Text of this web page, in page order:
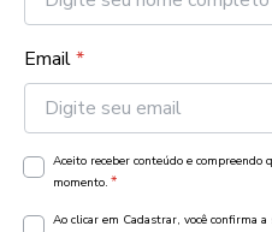
Email*
Aceito receber conteúdo e
momento. *
Ao clicar em Cadastrar, você confirma